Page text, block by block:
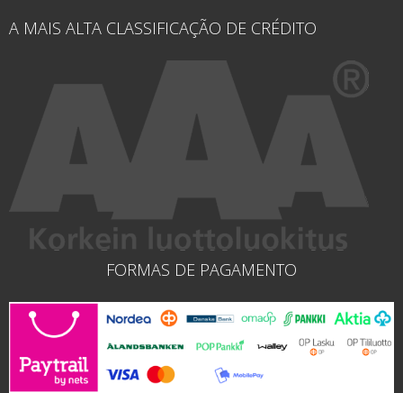
A MAIS ALTA CLASSIFICAÇÃO DE CRÉDITO
FORMAS DE PAGAMENTO